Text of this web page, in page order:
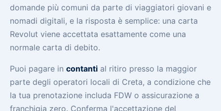
domande più comuni da parte di viaggiatori giovani e
nomadi digitali, e la risposta è semplice: una carta
Revolut viene accettata esattamente come una
normale carta di debito.
Puoi pagare in contanti al ritiro presso la maggior
parte degli operatori locali di Creta, a condizione che
la tua prenotazione includa FDW o assicurazione a
franchigia zero. Conferma l'accettazione del